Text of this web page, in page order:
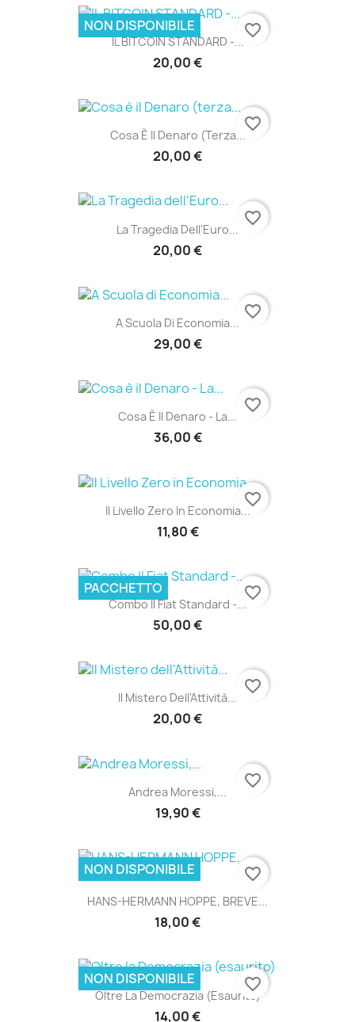
IL BITCOIN STANDARD -...
20,00 €
NON DISPONIBILE favorite_border
Cosa È Il Denaro (terza...
20,00 €
favorite_border
La Tragedia Dell'Euro...
20,00 €
favorite_border
A Scuola Di Economia...
29,00 €
favorite_border
Cosa È Il Denaro - La...
36,00 €
favorite_border
Il Livello Zero In Economia...
11,80 €
favorite_border
Combo Il Fiat Standard -...
50,00 €
PACCHETTO favorite_border
Il Mistero Dell'Attività...
20,00 €
favorite_border
Andrea Moressi,...
19,90 €
favorite_border
HANS-HERMANN HOPPE, BREVE...
18,00 €
NON DISPONIBILE favorite_border
Oltre La Democrazia (esaurito)
14,00 €
NON DISPONIBILE favorite_border